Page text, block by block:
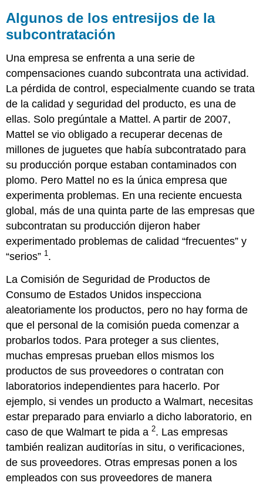
Algunos de los entresijos de la
subcontratación
Una empresa se enfrenta a una serie de
compensaciones cuando subcontrata una actividad.
La pérdida de control, especialmente cuando se trata
de la calidad y seguridad del producto, es una de
ellas. Solo pregúntale a Mattel. A partir de 2007,
Mattel se vio obligado a recuperar decenas de
millones de juguetes que había subcontratado para
su producción porque estaban contaminados con
plomo. Pero Mattel no es la única empresa que
experimenta problemas. En una reciente encuesta
global, más de una quinta parte de las empresas que
subcontratan su producción dijeron haber
experimentado problemas de calidad “frecuentes” y
“serios” 1.
La Comisión de Seguridad de Productos de
Consumo de Estados Unidos inspecciona
aleatoriamente los productos, pero no hay forma de
que el personal de la comisión pueda comenzar a
probarlos todos. Para proteger a sus clientes,
muchas empresas prueban ellos mismos los
productos de sus proveedores o contratan con
laboratorios independientes para hacerlo. Por
ejemplo, si vendes un producto a Walmart, necesitas
estar preparado para enviarlo a dicho laboratorio, en
caso de que Walmart te pida a2. Las empresas
también realizan auditorías in situ, o verificaciones,
de sus proveedores. Otras empresas ponen a los
empleados con sus proveedores de manera